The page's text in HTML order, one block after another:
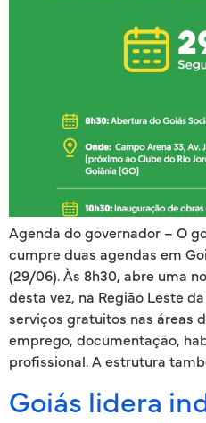
Agenda do governador – O
cumpre duas agendas em
(29/06). Às 8h30, abre uma
desta vez, na Região Leste
serviços gratuitos nas áreas
emprego, documentação,
profissional. A estrutura
Goiás lidera